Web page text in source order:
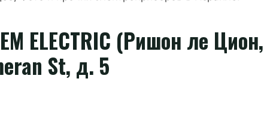
ELECTRIC (Ришон ле
St, д. 5